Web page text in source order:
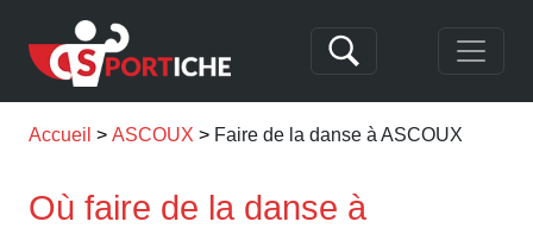
Accueil ASCOUX Faire de la danse à ASCOUX
Où faire de la danse à